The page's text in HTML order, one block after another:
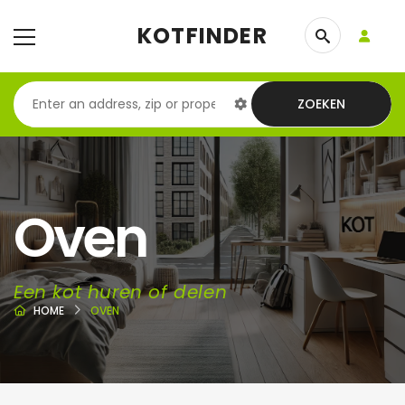
KOTFINDER
ZOEKEN
Oven
Een kot huren of delen
HOME OVEN